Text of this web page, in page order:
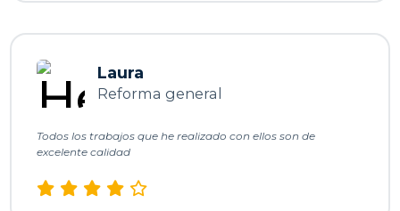
Laura
Reforma general
Todos los trabajos que he realizado con ellos son de
excelente calidad